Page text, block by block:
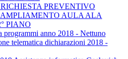
PREVENTIVO
AULA ALA
PIANO
programmi anno 2018 - Nettuno
telematica dichiarazioni 2018 -